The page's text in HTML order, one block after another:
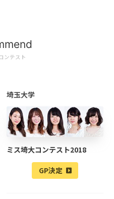
ンテスト
埼玉大学
ミス埼大コンテスト2018
GP決定